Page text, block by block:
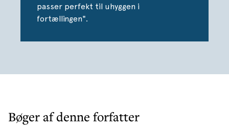
passer perfekt til uhyggen i
fortællingen".
Bøger af denne forfatter